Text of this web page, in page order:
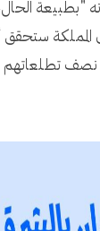
"بطبيعة
المملكة